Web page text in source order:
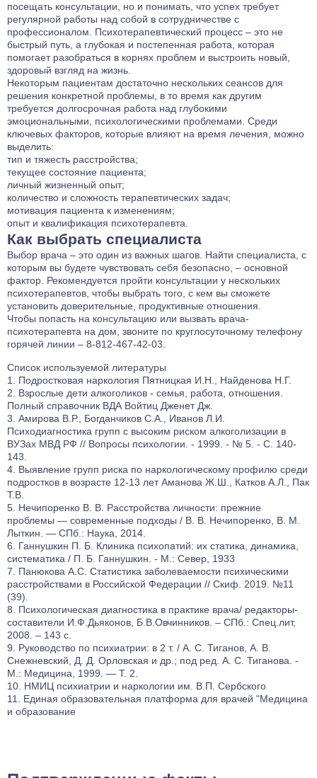
посещать консультации, но и понимать, что успех требует
регулярной работы над собой в сотрудничестве с
профессионалом. Психотерапевтический процесс – это не
быстрый путь, а глубокая и постепенная работа, которая
помогает разобраться в корнях проблем и выстроить новый,
здоровый взгляд на жизнь.
Некоторым пациентам достаточно нескольких сеансов для
решения конкретной проблемы, в то время как другим
требуется долгосрочная работа над глубокими
эмоциональными, психологическими проблемами. Среди
ключевых факторов, которые влияют на время лечения, можно
выделить:
тип и тяжесть расстройства;
текущее состояние пациента;
личный жизненный опыт;
количество и сложность терапевтических задач;
мотивация пациента к изменениям;
опыт и квалификация психотерапевта.
Как выбрать специалиста
Выбор врача – это один из важных шагов. Найти специалиста, с
которым вы будете чувствовать себя безопасно, – основной
фактор. Рекомендуется пройти консультации у нескольких
психотерапевтов, чтобы выбрать того, с кем вы сможете
установить доверительные, продуктивные отношения.
Чтобы попасть на консультацию или вызвать врача-
психотерапевта на дом, звоните по круглосуточному телефону
горячей линии – 8-812-467-42-03
Список используемой литературы
Подростковая наркология Пятницкая И.Н., Найденова Н.Г.
Взрослые дети алкоголиков - семья, работа, отношения.
Полный справочник ВДА Войтиц Дженет Дж.
Амирова В.Р., Богданчиков С.А., Иванов Л.И.
Психодиагностика групп с высоким риском алкоголизации в
ВУЗах МВД РФ // Вопросы психологии. - 1999. - № 5. - С. 140-
143.
Выявление групп риска по наркологическому профилю среди
подростков в возрасте 12-13 лет Аманова Ж.Ш., Катков А.Л., Пак
Т.В.
Нечипоренко В. В. Расстройства личности: прежние
проблемы — современные подходы / В. В. Нечипоренко, В. М.
Лыткин. — СПб.: Наука, 2014.
Ганнушкин П. Б. Клиника психопатий: их статика, динамика,
систематика / П. Б. Ганнушкин. - М.: Север, 1933
Панюкова А.С. Статистика заболеваемости психическими
расстройствами в Российской Федерации // Скиф. 2019. №11
(39).
Психологическая диагностика в практике врача/ редакторы-
составители И.Ф.Дьяконов, Б.В.Овчинников. – СПб.: Спец.лит,
2008. – 143 с.
Руководство по психиатрии: в 2 т. / А. С. Тиганов, А. В.
Снежневский, Д. Д. Орловская и др.; под ред. А. С. Тиганова. -
М.: Медицина, 1999. — Т. 2.
НМИЦ психиатрии и наркологии им. В.П. Сербского
Единая образовательная платформа для врачей "Медицина
и образование